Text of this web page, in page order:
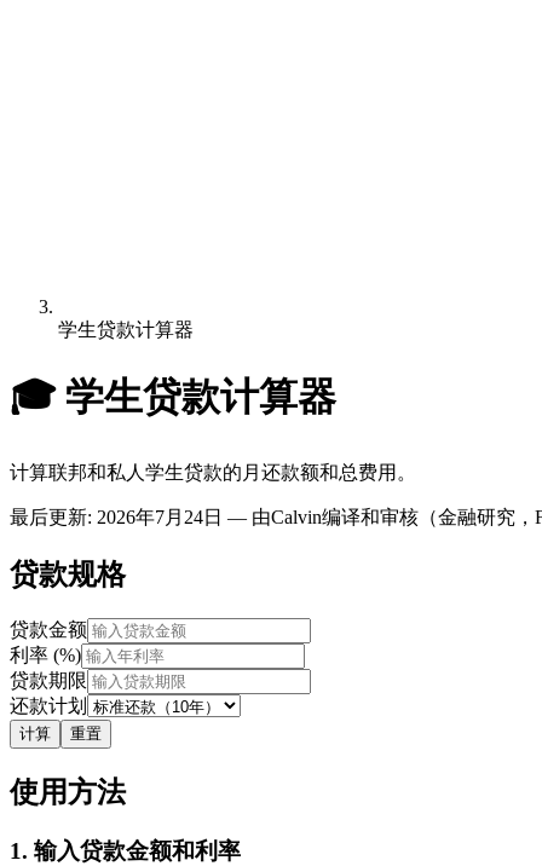
学生贷款计算器
🎓 学生贷款计算器
计算联邦和私人学生贷款的月还款额和总费用。
最后更新: 2026年7月24日 — 由Calvin编译和审核（金融研究，
贷款规格
贷款金额
利率 (%)
贷款期限
还款计划
计算 重置
使用方法
1. 输入贷款金额和利率